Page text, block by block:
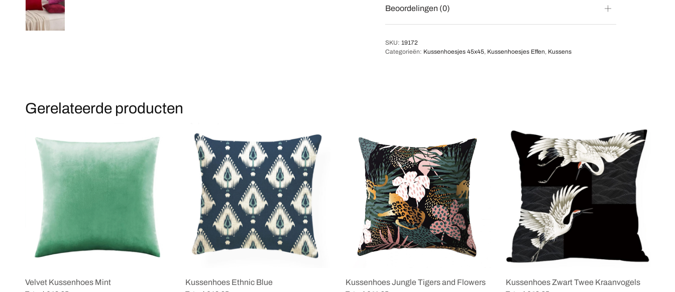
Beoordelingen (0)
SKU: 19172
Categorieën: Kussenhoesjes 45x45, Kussenhoesjes Effen, Kussens
Gerelateerde producten
Velvet Kussenhoes Mint Kussenhoes Ethnic Blue Kussenhoes Jungle Tigers and Flowers Kussenhoes Zwart Twee Kraanvogels